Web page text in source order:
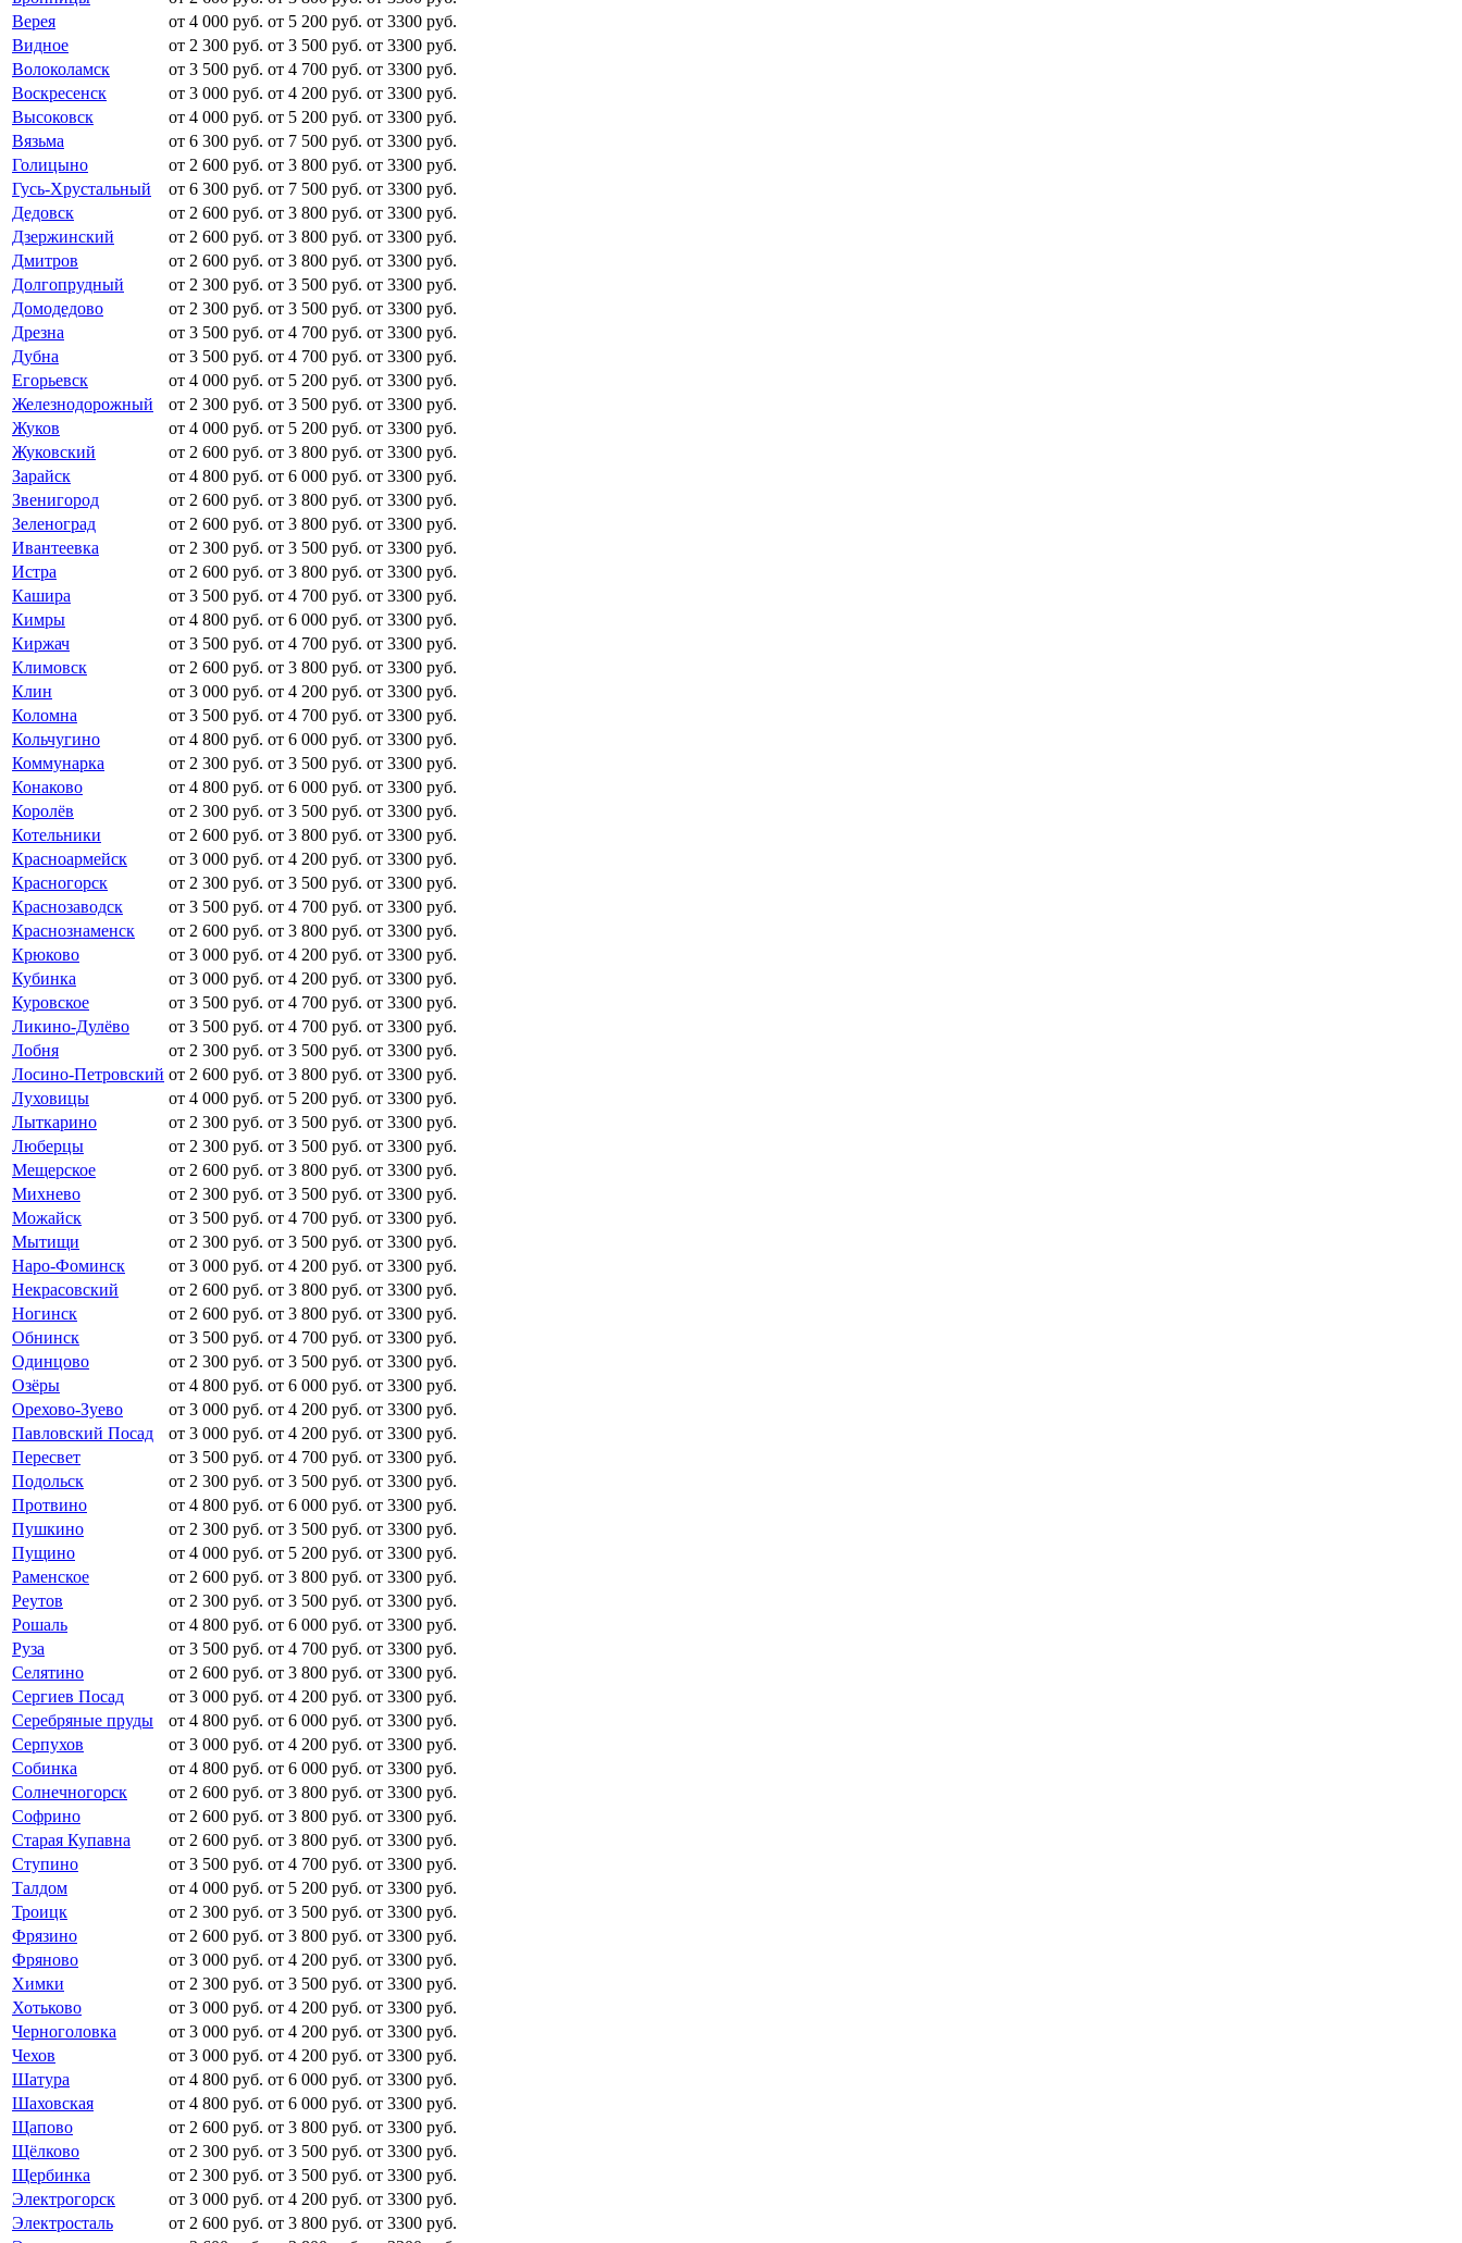
Верея
от 4 000 руб. от 5 200 руб. от 3300 руб.
Видное
от 2 300 руб. от 3 500 руб. от 3300 руб.
Волоколамск
от 3 500 руб. от 4 700 руб. от 3300 руб.
Воскресенск
от 3 000 руб. от 4 200 руб. от 3300 руб.
Высоковск
от 4 000 руб. от 5 200 руб. от 3300 руб.
Вязьма
от 6 300 руб. от 7 500 руб. от 3300 руб.
Голицыно
от 2 600 руб. от 3 800 руб. от 3300 руб.
Гусь-Хрустальный
от 6 300 руб. от 7 500 руб. от 3300 руб.
Дедовск
от 2 600 руб. от 3 800 руб. от 3300 руб.
Дзержинский
от 2 600 руб. от 3 800 руб. от 3300 руб.
Дмитров
от 2 600 руб. от 3 800 руб. от 3300 руб.
Долгопрудный
от 2 300 руб. от 3 500 руб. от 3300 руб.
Домодедово
от 2 300 руб. от 3 500 руб. от 3300 руб.
Дрезна
от 3 500 руб. от 4 700 руб. от 3300 руб.
Дубна
от 3 500 руб. от 4 700 руб. от 3300 руб.
Егорьевск
от 4 000 руб. от 5 200 руб. от 3300 руб.
Железнодорожный
от 2 300 руб. от 3 500 руб. от 3300 руб.
Жуков
от 4 000 руб. от 5 200 руб. от 3300 руб.
Жуковский
от 2 600 руб. от 3 800 руб. от 3300 руб.
Зарайск
от 4 800 руб. от 6 000 руб. от 3300 руб.
Звенигород
от 2 600 руб. от 3 800 руб. от 3300 руб.
Зеленоград
от 2 600 руб. от 3 800 руб. от 3300 руб.
Ивантеевка
от 2 300 руб. от 3 500 руб. от 3300 руб.
Истра
от 2 600 руб. от 3 800 руб. от 3300 руб.
Кашира
от 3 500 руб. от 4 700 руб. от 3300 руб.
Кимры
от 4 800 руб. от 6 000 руб. от 3300 руб.
Киржач
от 3 500 руб. от 4 700 руб. от 3300 руб.
Климовск
от 2 600 руб. от 3 800 руб. от 3300 руб.
Клин
от 3 000 руб. от 4 200 руб. от 3300 руб.
Коломна
от 3 500 руб. от 4 700 руб. от 3300 руб.
Кольчугино
от 4 800 руб. от 6 000 руб. от 3300 руб.
Коммунарка
от 2 300 руб. от 3 500 руб. от 3300 руб.
Конаково
от 4 800 руб. от 6 000 руб. от 3300 руб.
Королёв
от 2 300 руб. от 3 500 руб. от 3300 руб.
Котельники
от 2 600 руб. от 3 800 руб. от 3300 руб.
Красноармейск
от 3 000 руб. от 4 200 руб. от 3300 руб.
Красногорск
от 2 300 руб. от 3 500 руб. от 3300 руб.
Краснозаводск
от 3 500 руб. от 4 700 руб. от 3300 руб.
Краснознаменск
от 2 600 руб. от 3 800 руб. от 3300 руб.
Крюково
от 3 000 руб. от 4 200 руб. от 3300 руб.
Кубинка
от 3 000 руб. от 4 200 руб. от 3300 руб.
Куровское
от 3 500 руб. от 4 700 руб. от 3300 руб.
Ликино-Дулёво
от 3 500 руб. от 4 700 руб. от 3300 руб.
Лобня
от 2 300 руб. от 3 500 руб. от 3300 руб.
Лосино-Петровский от 2 600 руб. от 3 800 руб. от 3300 руб.
Луховицы
от 4 000 руб. от 5 200 руб. от 3300 руб.
Лыткарино
от 2 300 руб. от 3 500 руб. от 3300 руб.
Люберцы
от 2 300 руб. от 3 500 руб. от 3300 руб.
Мещерское
от 2 600 руб. от 3 800 руб. от 3300 руб.
Михнево
от 2 300 руб. от 3 500 руб. от 3300 руб.
Можайск
от 3 500 руб. от 4 700 руб. от 3300 руб.
Мытищи
от 2 300 руб. от 3 500 руб. от 3300 руб.
Наро-Фоминск
от 3 000 руб. от 4 200 руб. от 3300 руб.
Некрасовский
от 2 600 руб. от 3 800 руб. от 3300 руб.
Ногинск
от 2 600 руб. от 3 800 руб. от 3300 руб.
Обнинск
от 3 500 руб. от 4 700 руб. от 3300 руб.
Одинцово
от 2 300 руб. от 3 500 руб. от 3300 руб.
Озёры
от 4 800 руб. от 6 000 руб. от 3300 руб.
Орехово-Зуево
от 3 000 руб. от 4 200 руб. от 3300 руб.
Павловский Посад
от 3 000 руб. от 4 200 руб. от 3300 руб.
Пересвет
от 3 500 руб. от 4 700 руб. от 3300 руб.
Подольск
от 2 300 руб. от 3 500 руб. от 3300 руб.
Протвино
от 4 800 руб. от 6 000 руб. от 3300 руб.
Пушкино
от 2 300 руб. от 3 500 руб. от 3300 руб.
Пущино
от 4 000 руб. от 5 200 руб. от 3300 руб.
Раменское
от 2 600 руб. от 3 800 руб. от 3300 руб.
Реутов
от 2 300 руб. от 3 500 руб. от 3300 руб.
Рошаль
от 4 800 руб. от 6 000 руб. от 3300 руб.
Руза
от 3 500 руб. от 4 700 руб. от 3300 руб.
Селятино
от 2 600 руб. от 3 800 руб. от 3300 руб.
Сергиев Посад
от 3 000 руб. от 4 200 руб. от 3300 руб.
Серебряные пруды
от 4 800 руб. от 6 000 руб. от 3300 руб.
Серпухов
от 3 000 руб. от 4 200 руб. от 3300 руб.
Собинка
от 4 800 руб. от 6 000 руб. от 3300 руб.
Солнечногорск
от 2 600 руб. от 3 800 руб. от 3300 руб.
Софрино
от 2 600 руб. от 3 800 руб. от 3300 руб.
Старая Купавна
от 2 600 руб. от 3 800 руб. от 3300 руб.
Ступино
от 3 500 руб. от 4 700 руб. от 3300 руб.
Талдом
от 4 000 руб. от 5 200 руб. от 3300 руб.
Троицк
от 2 300 руб. от 3 500 руб. от 3300 руб.
Фрязино
от 2 600 руб. от 3 800 руб. от 3300 руб.
Фряново
от 3 000 руб. от 4 200 руб. от 3300 руб.
Химки
от 2 300 руб. от 3 500 руб. от 3300 руб.
Хотьково
от 3 000 руб. от 4 200 руб. от 3300 руб.
Черноголовка
от 3 000 руб. от 4 200 руб. от 3300 руб.
Чехов
от 3 000 руб. от 4 200 руб. от 3300 руб.
Шатура
от 4 800 руб. от 6 000 руб. от 3300 руб.
Шаховская
от 4 800 руб. от 6 000 руб. от 3300 руб.
Щапово
от 2 600 руб. от 3 800 руб. от 3300 руб.
Щёлково
от 2 300 руб. от 3 500 руб. от 3300 руб.
Щербинка
от 2 300 руб. от 3 500 руб. от 3300 руб.
Электрогорск
от 3 000 руб. от 4 200 руб. от 3300 руб.
Электросталь
от 2 600 руб. от 3 800 руб. от 3300 руб.